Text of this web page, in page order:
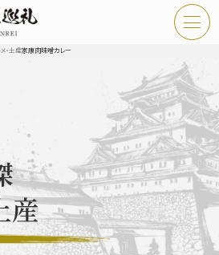
巡礼とは
一覧
メ・土産 一覧
・土産家康肉味噌カレー
産